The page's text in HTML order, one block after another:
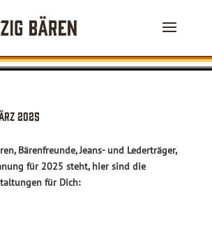
2025
Bärenfreunde, Jeans- und Lederträger,
für 2025 steht, hier sind die
für Dich: